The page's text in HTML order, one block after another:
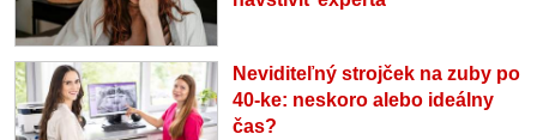
Neviditeľný strojček na zuby po
40-ke: neskoro alebo ideálny
čas?